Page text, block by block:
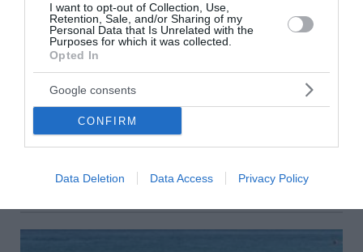
I want to opt-out of Collection, Use,
Retention, Sale, and/or Sharing of my
Personal Data that Is Unrelated with the
Purposes for which it was collected.
Opted In
Google consents
CONFIRM
Data Deletion Data Access Privacy Policy
Λευκάδα: Ατύχημα με τσετ σκι -
Τραυματίστηκε στον αυχένα 50χρονος
Ατύχημα με τσετ σκι σημειώθηκε την Παρασκευή στη
Λευκάδα. Σύμφωνα με τις πρώτες πληροφορίες, ένας